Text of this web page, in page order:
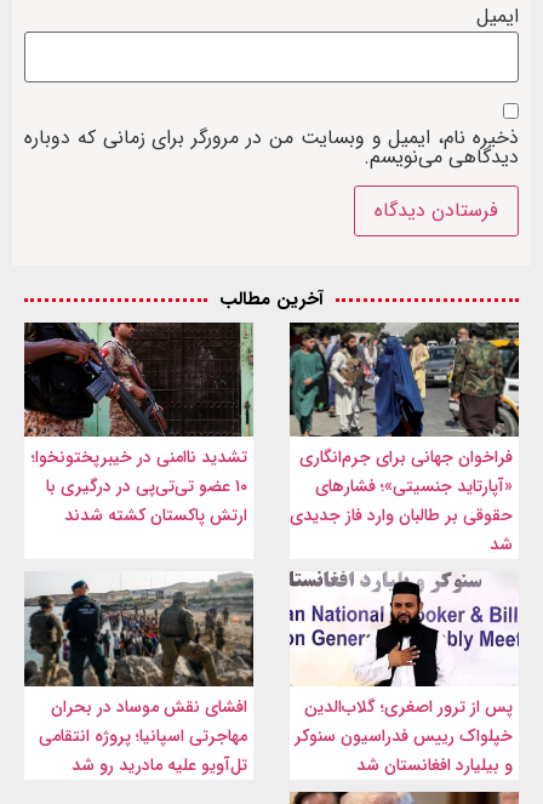
ایمیل
ذخیره نام، ایمیل و وبسایت من در مرورگر برای زمانی که دوباره
دیدگاهی می‌نویسم.
آخرین مطالب
فراخوان جهانی برای جرم‌انگاری
«آپارتاید جنسیتی»؛ فشارهای
حقوقی بر طالبان وارد فاز جدیدی
شد
تشدید ناامنی در خیبرپختونخوا؛
۱۰ عضو تی‌تی‌پی در درگیری با
ارتش پاکستان کشته شدند
پس از ترور اصغری؛ گلاب‌الدین
خپلواک رییس فدراسیون سنوکر
و بیلیارد افغانستان شد
افشای نقش موساد در بحران
مهاجرتی اسپانیا؛ پروژه انتقامی
تل‌آویو علیه مادرید رو شد